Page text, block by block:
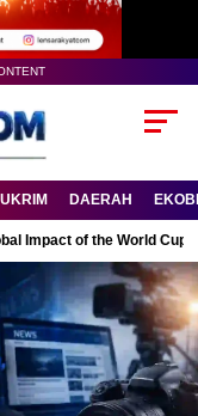
DAERAH
Impact of the World Cup